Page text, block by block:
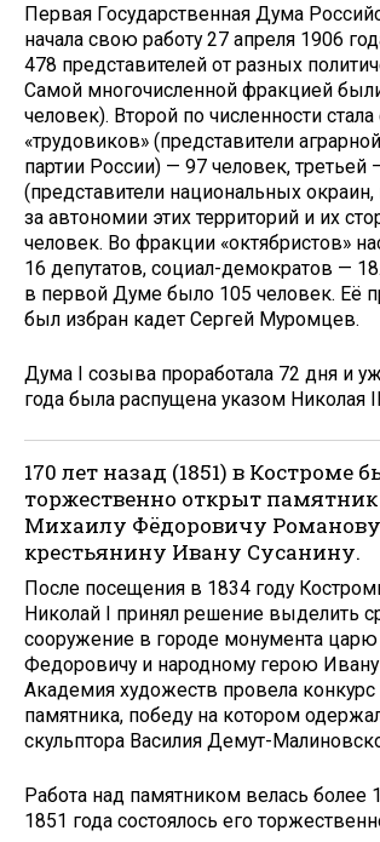
Первая Государственная Дума
начала свою работу 27 апреля 1906
478 представителей от разных
Самой многочисленной фракцией
человек). Второй по численности
«трудовиков» (представители
партии России) — 97 человек,
(представители национальных
за автономии этих территорий и их
человек. Во фракции «октябристов»
16 депутатов, социал-демократов —
в первой Думе было 105 человек. Её
был избран кадет Сергей Муромцев.
Дума I созыва проработала 72 дня и
года была распущена указом Николая
170 лет назад (1851) в Костроме
торжественно открыт
Михаилу Фёдоровичу
крестьянину Ивану Сусанину.
После посещения в 1834 году
Николай I принял решение выделить
сооружение в городе монумента
Федоровичу и народному герою Ивану
Академия художеств провела конкурс
памятника, победу на котором
скульптора Василия Демут-
Работа над памятником велась более
1851 года состоялось его